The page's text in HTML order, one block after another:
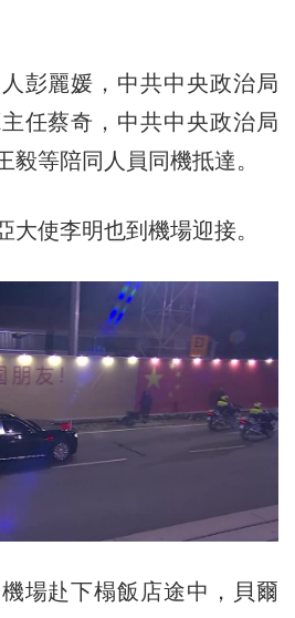
麗媛，中共中央政治局
任蔡奇，中共中央政治局
毅等陪同人員同機抵達。
使李明也到機場迎接。
赴下榻飯店途中，貝爾